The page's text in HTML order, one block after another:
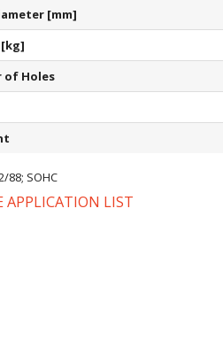
[mm]
of Holes
88; SOHC
APPLICATION LIST